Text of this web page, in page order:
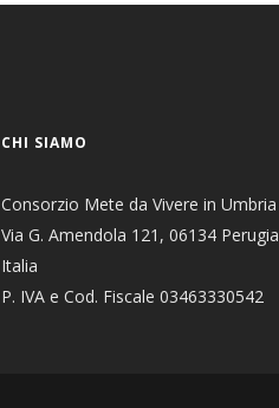
CHI SIAMO
Consorzio Mete da Vivere in Umbria
Via G. Amendola 121, 06134 Perugia
Italia
P. IVA e Cod. Fiscale 03463330542